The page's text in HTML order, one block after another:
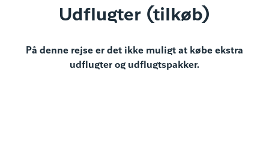
Udflugter (tilkøb)
På denne rejse er det ikke muligt at købe ekstra
udflugter og udflugtspakker.